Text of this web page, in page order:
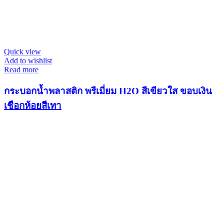
Quick view
Add to wishlist
Read more
กระบอกน้ำพลาสติก พรีเมี่ยม H2O สีเขียวใส ขอบเงิน
เชือกห้อยสีเทา